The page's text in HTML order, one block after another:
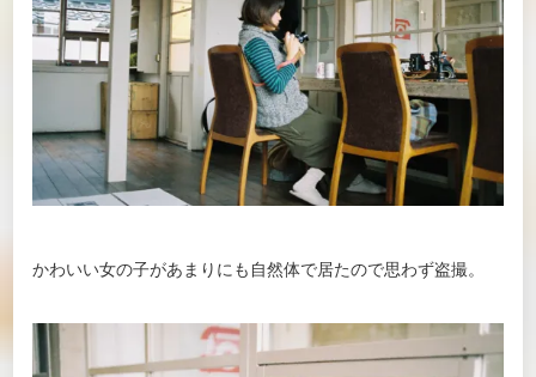
かわいい女の子があまりにも自然体で居たので思わず盗撮。